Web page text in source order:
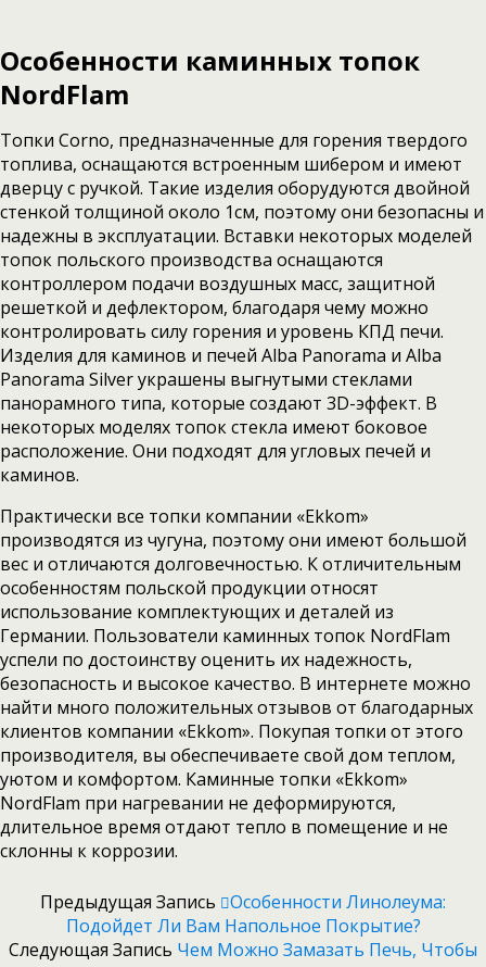
Особенности каминных топок
NordFlam
Топки Corno, предназначенные для горения твердого
топлива, оснащаются встроенным шибером и имеют
дверцу с ручкой. Такие изделия оборудуются двойной
стенкой толщиной около 1см, поэтому они безопасны и
надежны в эксплуатации. Вставки некоторых моделей
топок польского производства оснащаются
контроллером подачи воздушных масс, защитной
решеткой и дефлектором, благодаря чему можно
контролировать силу горения и уровень КПД печи.
Изделия для каминов и печей Alba Panorama и Alba
Panorama Silver украшены выгнутыми стеклами
панорамного типа, которые создают 3D-эффект. В
некоторых моделях топок стекла имеют боковое
расположение. Они подходят для угловых печей и
каминов.
Практически все топки компании «Ekkom»
производятся из чугуна, поэтому они имеют большой
вес и отличаются долговечностью. К отличительным
особенностям польской продукции относят
использование комплектующих и деталей из
Германии. Пользователи каминных топок NordFlam
успели по достоинству оценить их надежность,
безопасность и высокое качество. В интернете можно
найти много положительных отзывов от благодарных
клиентов компании «Ekkom». Покупая топки от этого
производителя, вы обеспечиваете свой дом теплом,
уютом и комфортом. Каминные топки «Ekkom»
NordFlam при нагревании не деформируются,
длительное время отдают тепло в помещение и не
склонны к коррозии.
Предыдущая Запись
Особенности Линолеума:
Подойдет Ли Вам Напольное Покрытие?
Следующая Запись Чем Можно Замазать Печь, Чтобы